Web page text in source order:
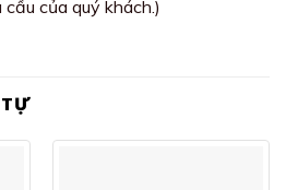
của quý khách.)